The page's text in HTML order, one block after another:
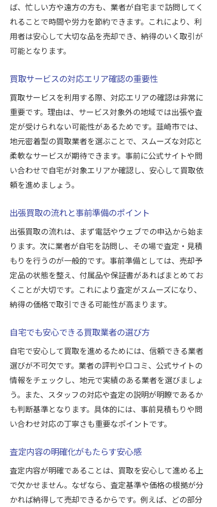
ば、忙しい方や遠方の方も、業者が自宅まで訪問してく
れることで時間や労力を節約できます。これにより、利
用者は安心して大切な品を売却でき、納得のいく取引が
可能となります。
買取サービスの対応エリア確認の重要性
買取サービスを利用する際、対応エリアの確認は非常に
重要です。理由は、サービス対象外の地域では出張や査
定が受けられない可能性があるためです。韮崎市では、
地元密着型の買取業者を選ぶことで、スムーズな対応と
柔軟なサービスが期待できます。事前に公式サイトや問
い合わせで自宅が対象エリアか確認し、安心して買取依
頼を進めましょう。
出張買取の流れと事前準備のポイント
出張買取の流れは、まず電話やウェブでの申込から始ま
ります。次に業者が自宅を訪問し、その場で査定・見積
もりを行うのが一般的です。事前準備としては、売却予
定品の状態を整え、付属品や保証書があればまとめてお
くことが大切です。これにより査定がスムーズになり、
納得の価格で取引できる可能性が高まります。
自宅でも安心できる買取業者の選び方
自宅で安心して買取を進めるためには、信頼できる業者
選びが不可欠です。業者の評判や口コミ、公式サイトの
情報をチェックし、地元で実績のある業者を選びましょ
う。また、スタッフの対応や査定の説明が明瞭であるか
も判断基準となります。具体的には、事前見積もりや問
い合わせ対応の丁寧さも重要なポイントです。
査定内容の明確化がもたらす安心感
査定内容が明確であることは、買取を安心して進める上
で欠かせません。なぜなら、査定基準や価格の根拠が分
かれば納得して売却できるからです。例えば、どの部分